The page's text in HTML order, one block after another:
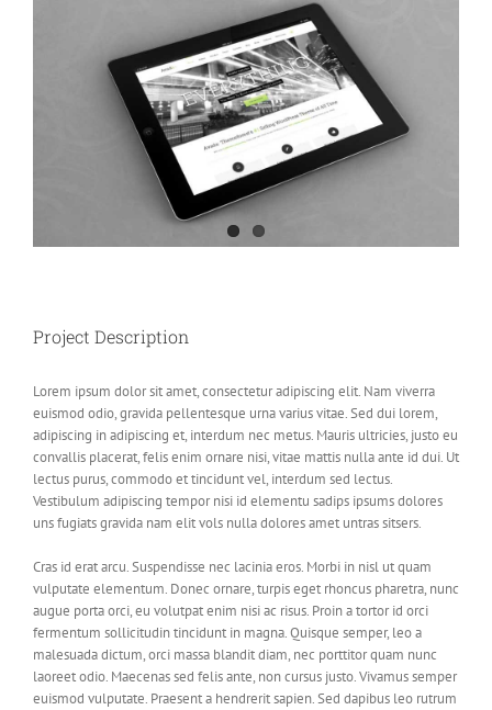
Project Description
Lorem ipsum dolor sit amet, consectetur adipiscing elit. Nam viverra
euismod odio, gravida pellentesque urna varius vitae. Sed dui lorem,
adipiscing in adipiscing et, interdum nec metus. Mauris ultricies, justo eu
convallis placerat, felis enim ornare nisi, vitae mattis nulla ante id dui. Ut
lectus purus, commodo et tincidunt vel, interdum sed lectus.
Vestibulum adipiscing tempor nisi id elementu sadips ipsums dolores
uns fugiats gravida nam elit vols nulla dolores amet untras sitsers.
Cras id erat arcu. Suspendisse nec lacinia eros. Morbi in nisl ut quam
vulputate elementum. Donec ornare, turpis eget rhoncus pharetra, nunc
augue porta orci, eu volutpat enim nisi ac risus. Proin a tortor id orci
fermentum sollicitudin tincidunt in magna. Quisque semper, leo a
malesuada dictum, orci massa blandit diam, nec porttitor quam nunc
laoreet odio. Maecenas sed felis ante, non cursus justo. Vivamus semper
euismod vulputate. Praesent a hendrerit sapien. Sed dapibus leo rutrum